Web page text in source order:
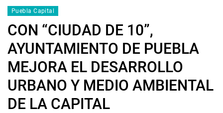
Puebla Capital
CON “CIUDAD DE 10”,
AYUNTAMIENTO DE PUEBLA
MEJORA EL DESARROLLO
URBANO Y MEDIO AMBIENTAL
DE LA CAPITAL